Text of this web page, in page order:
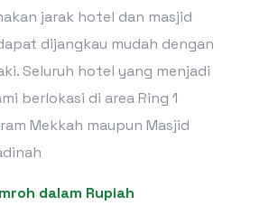
jarak hotel dan masjid
dijangkau mudah dengan
Seluruh hotel yang menjadi
berlokasi di area Ring 1
Mekkah maupun Masjid
dalam Rupiah